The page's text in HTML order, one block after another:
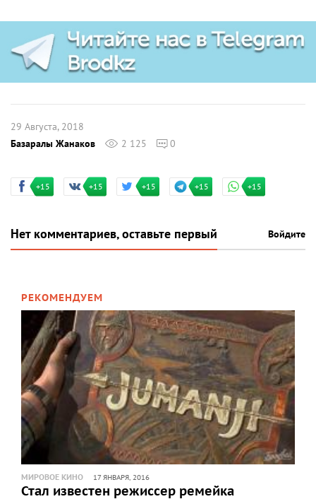
29 Августа, 2018
Базаралы Жанаков
2 125 0
+15 +15 +15 +15 +15
Нет комментариев, оставьте первый Войдите
РЕКОМЕНДУЕМ
МИРОВОЕ КИНО 17 ЯНВАРЯ, 2016
Стал известен режиссер ремейка